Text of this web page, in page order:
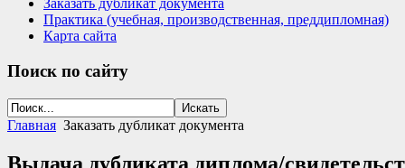
Заказать дубликат документа
Практика (учебная, производственная, преддипломная)
Карта сайта
Поиск по сайту
Главная Заказать дубликат документа
­Выдача дубликата диплома/